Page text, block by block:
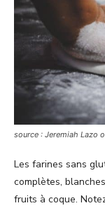
source : Jeremiah Lazo
Les farines sans
complètes,
fruits à coque.